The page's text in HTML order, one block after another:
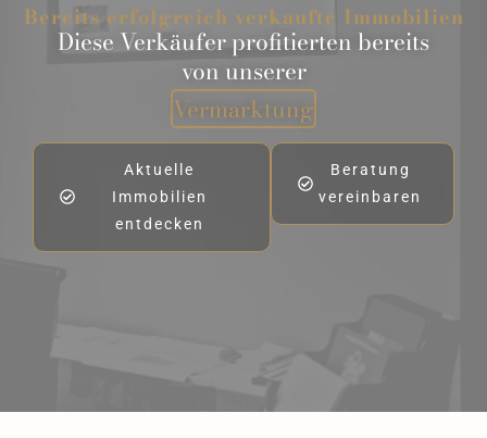
Bereits erfolgreich verkaufte Immobilien
Diese Verkäufer profitierten bereits
von unserer
Vermarktung
Aktuelle
Immobilien
entdecken
Beratung
vereinbaren